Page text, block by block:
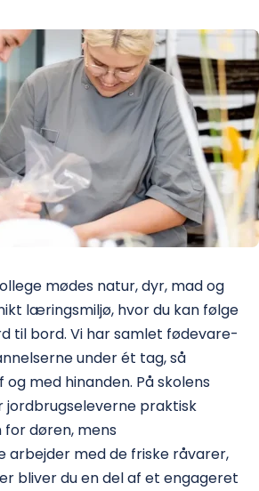
mødes natur, dyr, mad og
læringsmiljø, hvor du kan følge
til bord. Vi har samlet fødevare-
under ét tag, så
med hinanden. På skolens
jordbrugseleverne praktisk
for døren, mens
arbejder med de friske råvarer,
bliver du en del af et engageret